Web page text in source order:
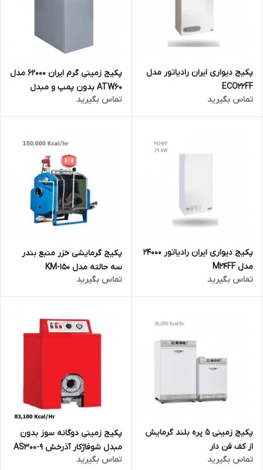
پکیج دیواری ایران رادیاتور مدل
ECO22FF
تماس بگیرید
پکیج زمینی گرم ایران 62000 مدل
ATW60 بدون پمپ و مبدل
حرارتی
تماس بگیرید
پکیج دیواری ایران رادیاتور 24000
مدل M24FF
تماس بگیرید
پکیج گرمایشی خزر منبع بندر
سه حالته مدل KM-150
تماس بگیرید
پکیج زمینی 5 پره بلند گرمایش
از کف فن دار
تماس بگیرید
پکیج زمینی دوگانه سوز بدون
مبدل شوفاژکار آذرخش AS300-9
تماس بگیرید